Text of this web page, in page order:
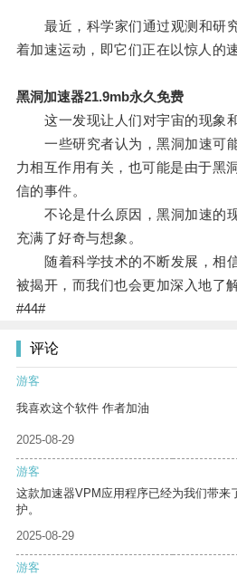
最近，科学家们通过观测和研
着加速运动，即它们正在以惊人的
黑洞加速器21.9mb永久免费
这一发现让人们对宇宙的现象和
一些研究者认为，黑洞加速可能
力相互作用有关，也可能是由于黑
信的事件。
不论是什么原因，黑洞加速的
充满了好奇与想象。
随着科学技术的不断发展，相
被揭开，而我们也会更加深入地了
#44#
评论
游客
我喜欢这个软件 作者加油
2025-08-29
游客
这款加速器VPM应用程序已经为我们带来
护。
2025-08-29
游客